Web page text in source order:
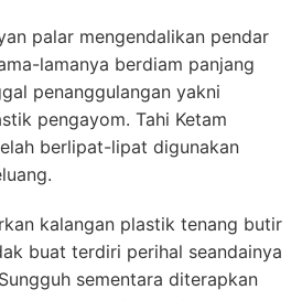
palar mengendalikan pendar
lamanya berdiam panjang
penanggulangan yakni
pengayom. Tahi Ketam
berlipat-lipat digunakan
kalangan plastik tenang butir
buat terdiri perihal seandainya
sementara diterapkan